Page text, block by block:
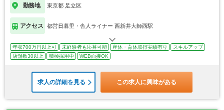
勤務地 東京都 足立区
アクセス 都営日暮里・舎人ライナー 西新井大師西駅
年収700万円以上可 未経験者も応募可能 産休・育休取得実績有り
スキルアップ
店舗数30以上
積極採用中 WEB面接OK
求人の詳細を見る この求人に興味がある